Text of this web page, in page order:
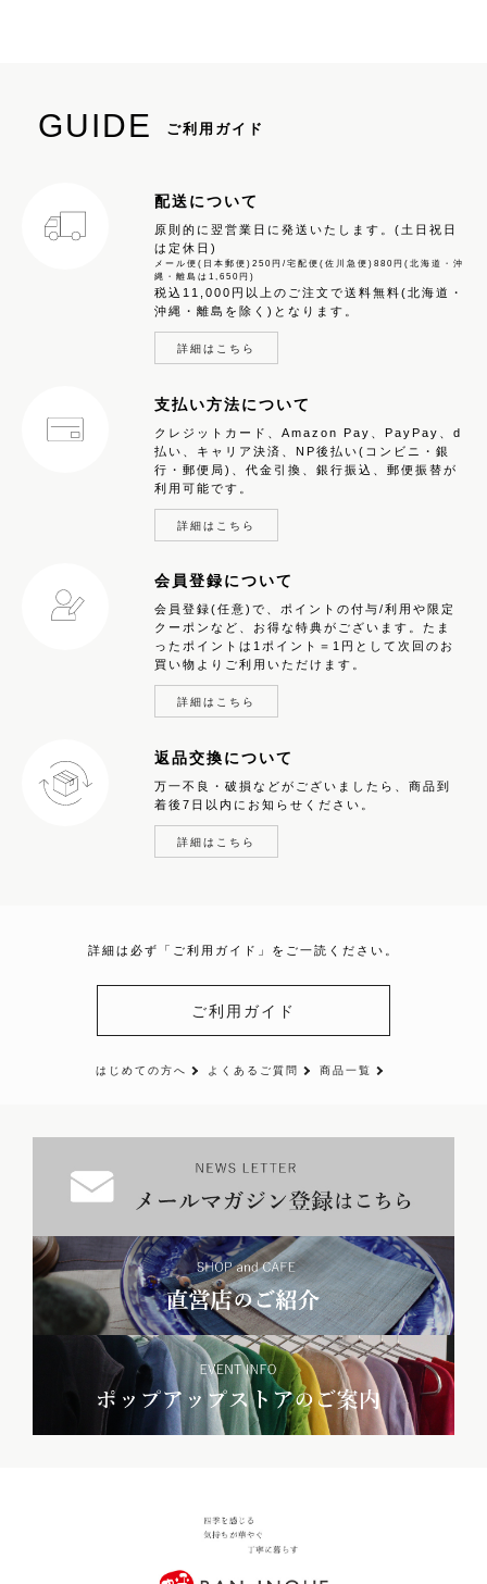
GUIDE ご利用ガイド
配送について
原則的に翌営業日に発送いたします。(土日祝日
は定休日)
メール便(日本郵便)250円/宅配便(佐川急便)880円(北海道・沖
縄・離島は1,650円)
税込11,000円以上のご注文で送料無料(北海道・
沖縄・離島を除く)となります。
詳細はこちら
支払い方法について
クレジットカード、Amazon Pay、PayPay、d
払い、キャリア決済、NP後払い(コンビニ・銀
行・郵便局)、代金引換、銀行振込、郵便振替が
利用可能です。
詳細はこちら
会員登録について
会員登録(任意)で、ポイントの付与/利用や限定
クーポンなど、お得な特典がございます。たま
ったポイントは1ポイント＝1円として次回のお
買い物よりご利用いただけます。
詳細はこちら
返品交換について
万一不良・破損などがございましたら、商品到
着後7日以内にお知らせください。
詳細はこちら
詳細は必ず「ご利用ガイド」をご一読ください。
ご利用ガイド
はじめての方へ よくあるご質問 商品一覧